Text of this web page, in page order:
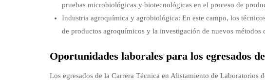
pruebas microbiológicas y biotecnológicas en el proceso de
Industria agroquímica y agrobiológica: En este campo, los
de productos agroquímicos y la investigación de nuevos métodos
Oportunidades laborales para los egresados
Los egresados de la Carrera Técnica en Alistamiento de